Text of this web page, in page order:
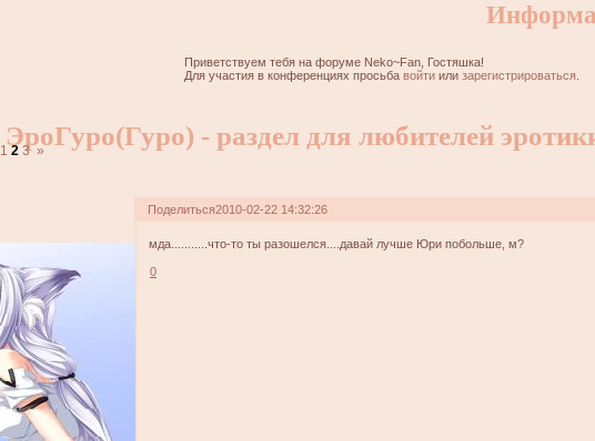
Приветствуем тебя на форуме Neko~Fan, Гостяшка!
Для участия в конференциях просьба войти или зарегистрироваться
ЭроГуро(Гуро) - раздел для любителей
1 2 3 »
Поделиться2010-02-22 14:32:26
мда...........что-то ты разошелся....давай лучше Юри побольше, м?
0